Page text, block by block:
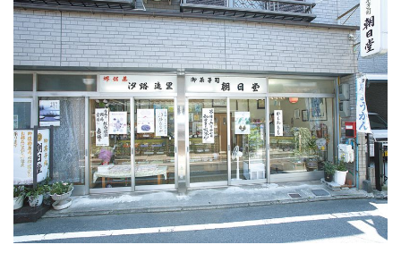
グルメ
宿泊
イベント情報
ショッピング・お土産
サイクリングさかい